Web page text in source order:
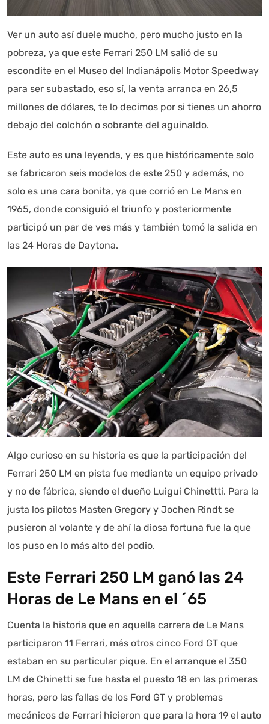
Ver un auto así duele mucho, pero mucho justo en la
pobreza, ya que este Ferrari 250 LM salió de su
escondite en el Museo del Indianápolis Motor Speedway
para ser subastado, eso sí, la venta arranca en 26,5
millones de dólares, te lo decimos por si tienes un ahorro
debajo del colchón o sobrante del aguinaldo.
Este auto es una leyenda, y es que históricamente solo
se fabricaron seis modelos de este 250 y además, no
solo es una cara bonita, ya que corrió en Le Mans en
1965, donde consiguió el triunfo y posteriormente
participó un par de ves más y también tomó la salida en
las 24 Horas de Daytona.
Algo curioso en su historia es que la participación del
Ferrari 250 LM en pista fue mediante un equipo privado
y no de fábrica, siendo el dueño Luigui Chinettti. Para la
justa los pilotos Masten Gregory y Jochen Rindt se
pusieron al volante y de ahí la diosa fortuna fue la que
los puso en lo más alto del podio.
Este Ferrari 250 LM ganó las 24
Horas de Le Mans en el ´65
Cuenta la historia que en aquella carrera de Le Mans
participaron 11 Ferrari, más otros cinco Ford GT que
estaban en su particular pique. En el arranque el 350
LM de Chinetti se fue hasta el puesto 18 en las primeras
horas, pero las fallas de los Ford GT y problemas
mecánicos de Ferrari hicieron que para la hora 19 el auto
Autoanalítica IA Agente Inteligente
Estoy aquí para encontrar lo que necesitas. ¿Qué estás
información referencial que puede contener errores.
Asistente con IA en desarrollo. Autoanalítica optimiza